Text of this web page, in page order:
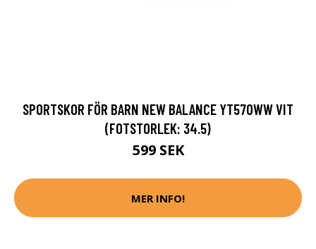
SPORTSKOR FÖR BARN NEW BALANCE YT570WW VIT
(FOTSTORLEK: 34.5)
599 SEK
MER INFO!